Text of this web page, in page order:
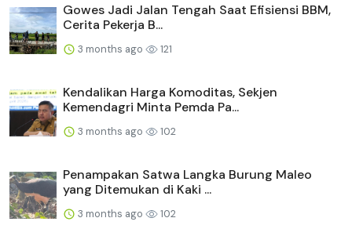
Gowes Jadi Jalan Tengah Saat Efisiensi BBM,
Cerita Pekerja B...
3 months ago 121
Kendalikan Harga Komoditas, Sekjen
Kemendagri Minta Pemda Pa...
3 months ago 102
Penampakan Satwa Langka Burung Maleo
yang Ditemukan di Kaki ...
3 months ago 102